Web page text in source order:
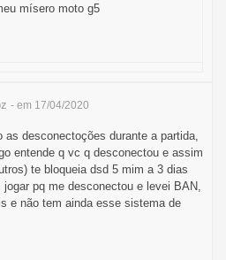
mísero moto g5
- em 17/04/2020
desconectoções durante a partida,
entende q vc q desconectou e assim
te bloqueia dsd 5 mim a 3 dias
pq me desconectou e levei BAN,
e não tem ainda esse sistema de